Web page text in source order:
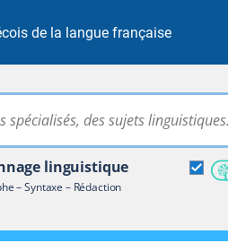
de la langue française
linguistique
– Syntaxe – Rédaction
terminologique